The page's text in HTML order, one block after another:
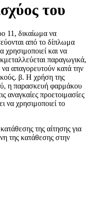
του
11, δικαίωμα να
από το δίπλωμα
και να
παραγωγικά,
απαγορευτούν κατά την
β. Η χρήση της
η παρασκευή φαρμάκου
αναγκαίες προετοιμασίες
να χρησιμοποιεί το
της αίτησης για
της κατάθεσης στην